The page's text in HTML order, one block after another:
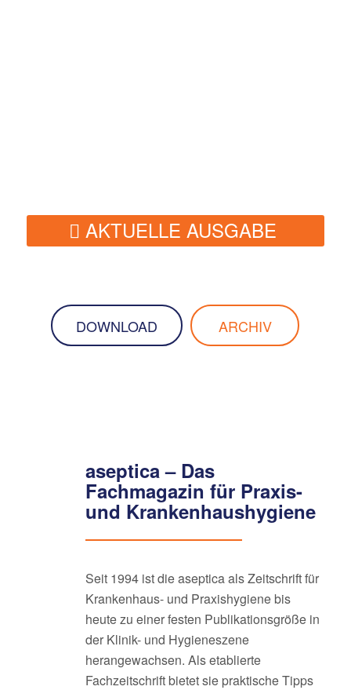
AKTUELLE AUSGABE
DOWNLOAD ARCHIV
aseptica – Das
Fachmagazin für Praxis-
und Krankenhaushygiene
Seit 1994 ist die aseptica als Zeitschrift für
Krankenhaus- und Praxishygiene bis
heute zu einer festen Publikationsgröße in
der Klinik- und Hygieneszene
herangewachsen. Als etablierte
Fachzeitschrift bietet sie praktische Tipps